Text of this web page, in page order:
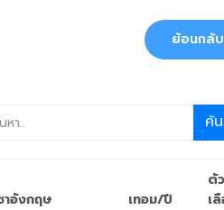
ย้อนกลับ
ค้
าอังกฤษ เทอม/ปี
ตัว
เ